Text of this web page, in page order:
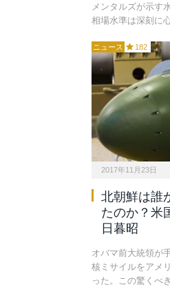
メンタルズが示す
相場水準は深刻に
ニュース 182
2017年11月23日
北朝鮮は誰
たのか？米
日暮昭
オバマ前大統領が
核ミサイルをアメ
った。この驚くべ